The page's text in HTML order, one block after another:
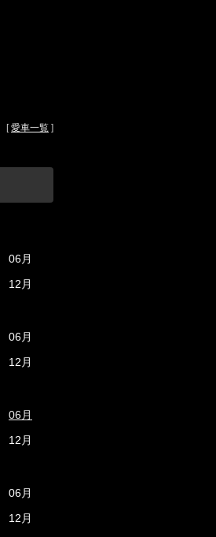
[愛車一覧 ]
06月
12月
06月
12月
06月
12月
06月
12月